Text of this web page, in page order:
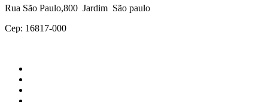
Rua São Paulo,800 Jardim São paulo
Cep: 16817-000